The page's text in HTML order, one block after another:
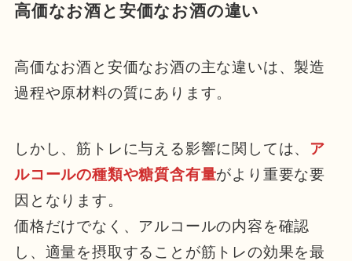
高価なお酒と安価なお酒の違い
高価なお酒と安価なお酒の主な違いは、製造
過程や原材料の質にあります。
しかし、筋トレに与える影響に関しては、 ア
ルコールの種類や糖質含有量がより重要な要
因となります。
価格だけでなく、アルコールの内容を確認
し、適量を摂取することが筋トレの効果を最